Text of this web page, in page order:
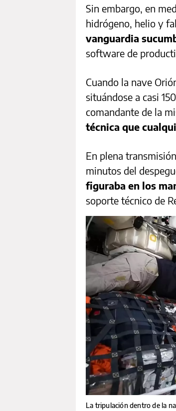
Sin embargo, en
hidrógeno, helio y
vanguardia
software de
Cuando la nave
situándose a casi
comandante de la
técnica que
En plena
minutos del
figuraba en los
soporte técnico de
La tripulación dentro de la